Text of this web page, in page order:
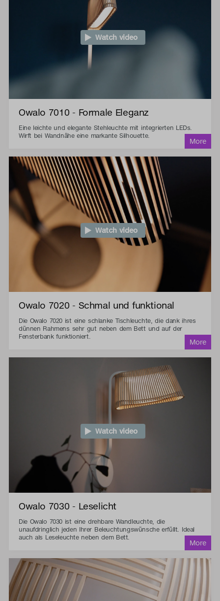
Watch video
Owalo 7010 - Formale Eleganz
Eine leichte und elegante Stehleuchte mit integrierten LEDs.
Wirft bei Wandnähe eine markante Silhouette.
Watch video
Owalo 7020 - Schmal und funktional
Die Owalo 7020 ist eine schlanke Tischleuchte, die dank ihres
dünnen Rahmens sehr gut neben dem Bett und auf der
Fensterbank funktioniert.
Watch video
Owalo 7030 - Leselicht
Die Owalo 7030 ist eine drehbare Wandleuchte, die
unaufdringlich jeden Ihrer Beleuchtungswünsche erfüllt. Ideal
auch als Leseleuchte neben dem Bett.